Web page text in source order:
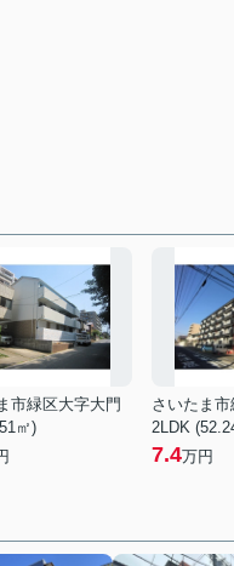
市緑区大字大門
㎡)
2LDK
7.4万円